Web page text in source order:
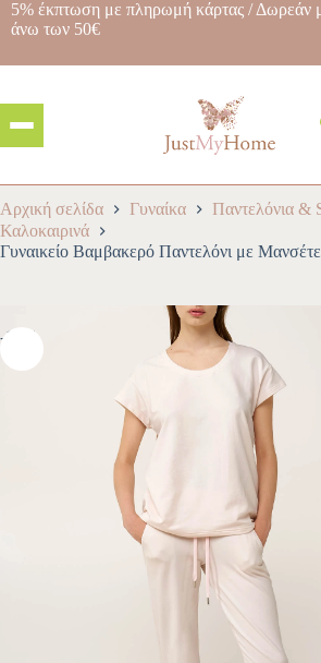
5% έκπτωση με πληρωμή κάρτας / Δωρεάν
άνω των 50€
Αρχική σελίδα Γυναίκα
Παντελόνια &
Καλοκαιρινά
Γυναικείο Βαμβακερό Παντελόνι με
-10%